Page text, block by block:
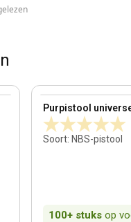
Purpistool
Soort: NBS-pistool
100+ stuks op
View product